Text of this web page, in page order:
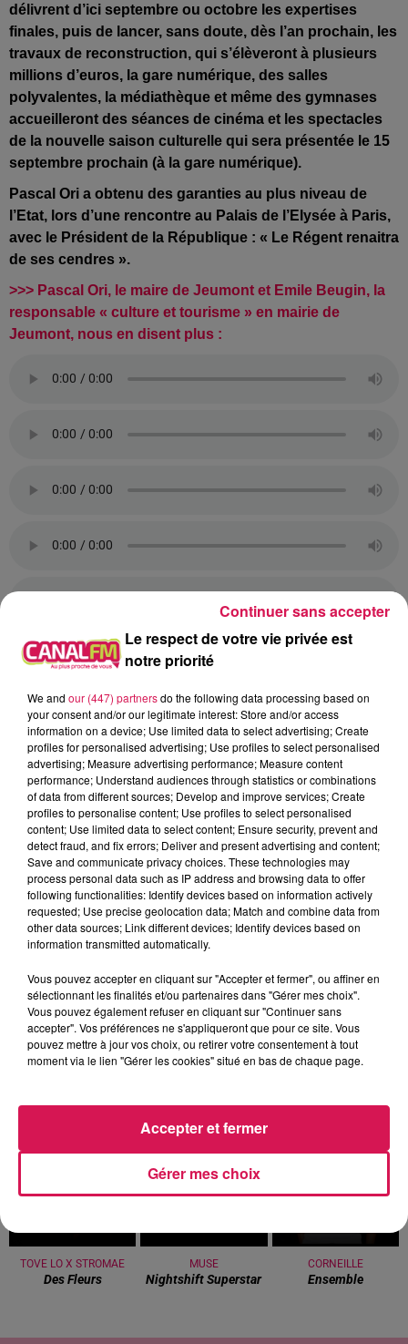
délivrent d’ici septembre ou octobre les expertises
finales, puis de lancer, sans doute, dès l’an prochain, les
travaux de reconstruction, qui s’élèveront à p lusieurs
millions d’euros, la gare numérique, des salles
polyvalentes, la médiathèque et même des gymnases
accueilleront des séances de cinéma et les spectacles
de la nouvelle saison culturelle qui sera présentée le 15
septembre prochain (à la gare numérique).
Pascal Ori a obtenu des garanties au plus niveau de
l’Etat, lors d’une rencontre au Palais de l’Elysée à Paris,
avec le Président de la République : « Le Régent renaitra
de ses cendres ».
>>> Pascal Ori, le maire de Jeumont et Emile Beugin, la
responsable « culture et tourisme » en mairie de
Jeumont, nous en disent plus :
À L'ANTENNE
8h00 - 12h00
EVA CHEZ VOUS
TOVE LO X STROMAE
Des Fleurs
MUSE
Nightshift Superstar
CORNEILLE
Ensemble
Le respect de votre vie privée est
notre priorité
We and our (447) partnersdo the following data processing based on
your consent and/or our legitimate interest: Store and/or access
information on a device; Use limited data to select advertising; Create
profiles for personalised advertising; Use profiles to select personalised
advertising; Measure advertising performance; Measure content
performance; Understand audiences through statistics or combinations
of data from different sources; Develop and improve services; Create
profiles to personalise content; Use profiles to select personalised
content; Use limited data to select content; Ensure security, prevent and
detect fraud, and fix errors; Deliver and present advertising and content;
Save and communicate privacy choices. These technologies may
process personal data such as IP address and browsing data to offer
following functionalities: Identify devices based on information actively
requested; Use precise geolocation data; Match and combine data from
other data sources; Link different devices; Identify devices based on
information transmitted automatically.
Vous pouvez accepter en cliquant sur "Accepter et fermer", ou affiner en
sélectionnant les finalités et/ou partenaires dans "Gérer mes choix".
Vous pouvez également refuser en cliquant sur "Continuer sans
accepter". Vos préférences ne s'appliqueront que pour ce site. Vous
pouvez mettre à jour vos choix, ou retirer votre consentement à tout
moment via le lien "Gérer les cookies" situé en bas de chaque page.
Gérer mes choix
Accepter et fermer
Continuer sans accepter